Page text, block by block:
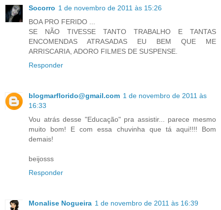
Socorro 1 de novembro de 2011 às 15:26
BOA PRO FERIDO ...
SE NÃO TIVESSE TANTO TRABALHO E TANTAS
ENCOMENDAS ATRASADAS EU BEM QUE ME
ARRISCARIA, ADORO FILMES DE SUSPENSE.
Responder
blogmarflorido@gmail.com 1 de novembro de 2011 às
16:33
Vou atrás desse "Educação" pra assistir... parece mesmo
muito bom! E com essa chuvinha que tá aqui!!!! Bom
demais!
beijosss
Responder
Monalise Nogueira 1 de novembro de 2011 às 16:39